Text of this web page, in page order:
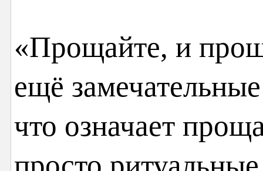
«Прощайте, и
ещё
что означает